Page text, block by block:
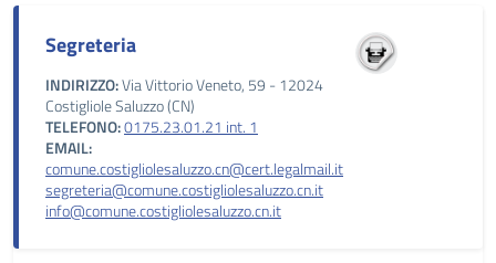
Segreteria
INDIRIZZO:Via Vittorio Veneto, 59 - 12024
Costigliole Saluzzo (CN)
TELEFONO:0175.23.01.21 int. 1
EMAIL:
comune.costigliolesaluzzo.cn@cert.legalmail.it
segreteria@comune.costigliolesaluzzo.cn.it
info@comune.costigliolesaluzzo.cn.it